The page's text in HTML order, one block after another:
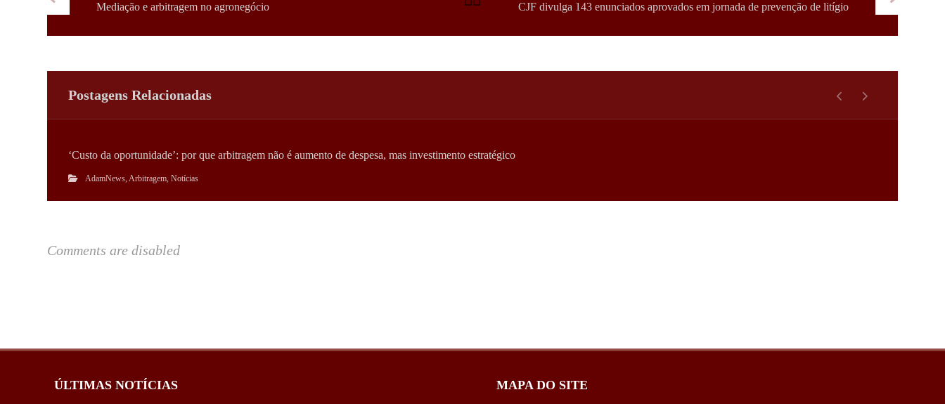
Mediação e arbitragem no agronegócio CJF divulga 143 enunciados aprovados em jornada de prevenção de litígio
Postagens Relacionadas
‘Custo da oportunidade’: por que arbitragem não é aumento de despesa, mas investimento estratégico
AdamNews,Arbitragem,Notícias
Comments are disabled
ÚLTIMAS NOTÍCIAS MAPA DO SITE